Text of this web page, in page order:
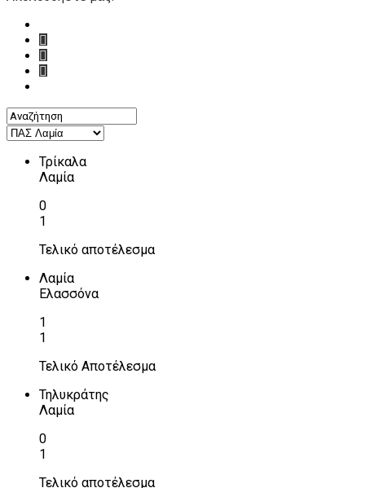
Τρίκαλα
Λαμία
0
1
Τελικό αποτέλεσμα
Λαμία
Ελασσόνα
1
1
Τελικό Αποτέλεσμα
Τηλυκράτης
Λαμία
0
1
Τελικό αποτέλεσμα